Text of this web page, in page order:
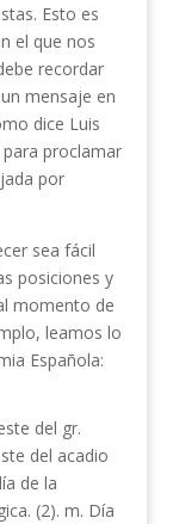
Esto es
el que nos
recordar
mensaje en
dice Luis
para proclamar
por
sea fácil
posiciones y
momento de
leamos lo
Española:
del gr.
del acadio
de la
(2). m. Día